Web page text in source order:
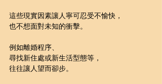
這些現實因素讓人寧可忍受不愉快，
也不想面對未知的衝擊。
例如離婚程序、
尋找新住處或新生活型態等，
往往讓人望而卻步。